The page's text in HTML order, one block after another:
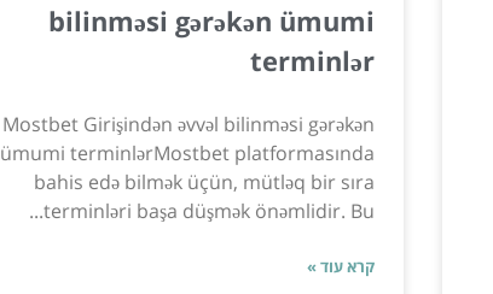
bilinməsi gərəkən ümumi
terminlər
Mostbet Girişindən əvvəl bilinməsi gərəkən
ümumi terminlərMostbet platformasında
bahis edə bilmək üçün, mütləq bir sıra
terminləri başa düşmək önəmlidir. Bu...
קרא עוד »